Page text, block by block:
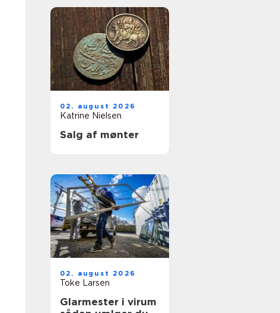
02. august 2026
Katrine Nielsen
Salg af mønter
02. august 2026
Toke Larsen
Glarmester i virum